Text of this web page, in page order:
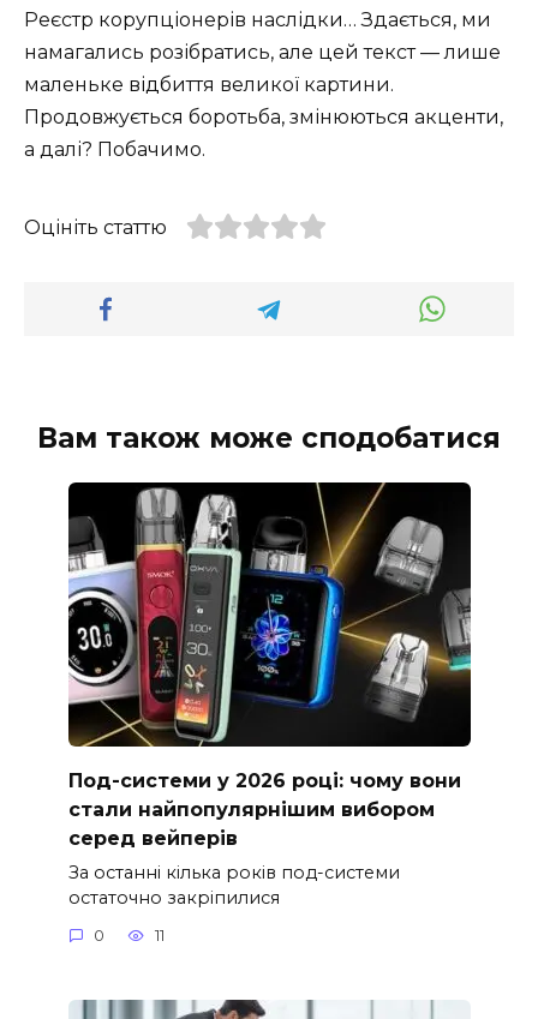
Реєстр корупціонерів наслідки… Здається, ми
намагались розібратись, але цей текст — лише
маленьке відбиття великої картини.
Продовжується боротьба, змінюються акценти,
а далі? Побачимо.
Оцініть статтю
Вам також може сподобатися
Под-системи у 2026 році: чому вони
стали найпопулярнішим вибором
серед вейперів
За останні кілька років под-системи
остаточно закріпилися
0 11